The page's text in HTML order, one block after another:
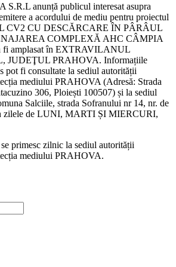
anunță publicul interesat asupra
a acordului de mediu pentru proiectul
CV2 CU DESCĂRCARE ÎN PÂRÂUL
COMPLEXĂ AHC CÂMPIA
amplasat în EXTRAVILANUL
PRAHOVA. Informațiile
pot fi consultate la sediul autorității
mediului PRAHOVA (Adresă: Strada
306, Ploiești 100507) și la sediul
Salciile, strada Sofranului nr 14, nr. de
zilele de LUNI, MARTI ȘI MIERCURI,
primesc zilnic la sediul autorității
mediului PRAHOVA.